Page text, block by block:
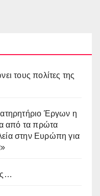
τους πολίτες της
Έργων η
από τα πρώτα
στην Ευρώπη για